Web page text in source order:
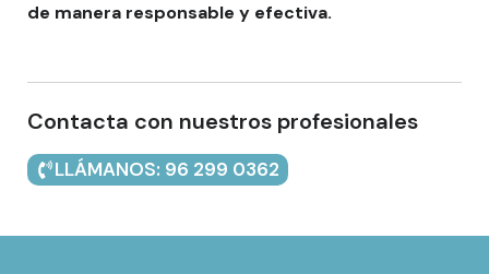
de manera responsable y efectiva.
Contacta con nuestros profesionales
LLÁMANOS: 96 299 0362